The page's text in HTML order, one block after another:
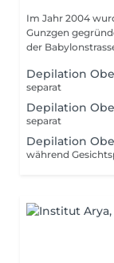
Im Jahr 2004
Gunzgen
der
Depilation
separat
Depilation
separat
Depilation
während